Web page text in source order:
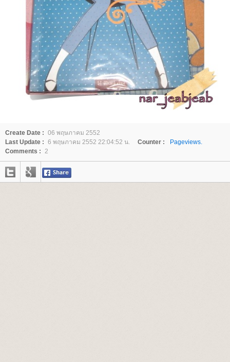
Create Date : 06 พฤษภาคม 2552
Last Update : 6 พฤษภาคม 2552 22:04:52 น. Counter :
Pageviews.
Comments : 2